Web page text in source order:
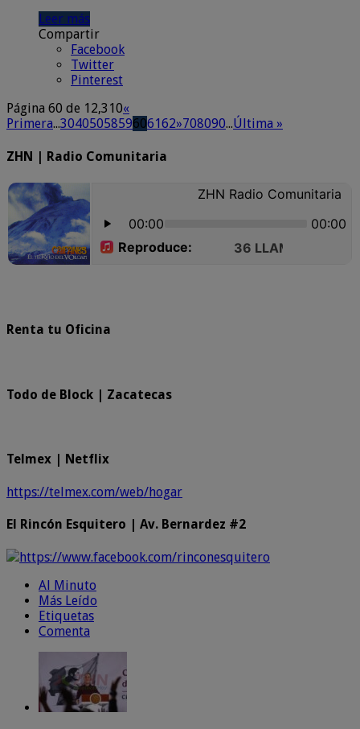
Leer más
Compartir
Facebook
Twitter
Pinterest
Página 60 de 12,310«
Primera...30405058596061 62»708090...Última »
ZHN | Radio Comunitaria
Renta tu Oficina
Todo de Block | Zacatecas
Telmex | Netflix
https://telmex.com/web/hogar
El Rincón Esquitero | Av. Bernardez #2
https://www.facebook.com/rinconesquitero
Al Minuto
Más Leído
Etiquetas
Comenta